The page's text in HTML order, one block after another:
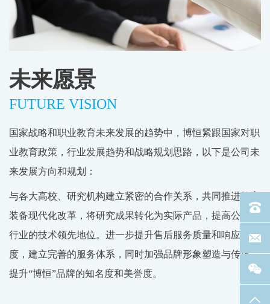
未来愿景
FUTURE VISION
国家战略和职业教育未来发展的趋势中，博恒紧跟国家对职
业教育政策，行业发展趋势和战略规划思路，以下是公司未
来发展方向和规划：
与各大高校、研究机构建立紧密的合作关系，共同推进教育
装备现代化改革，将研究成果转化为实际产品，提高公司在
行业的技术领先地位。进一步提升售后服务质量和响应速
度，建立完善的服务体系，同时加强品牌形象塑造与传播，
提升“博恒”品牌的知名度和美誉度。
电话
联系
返回